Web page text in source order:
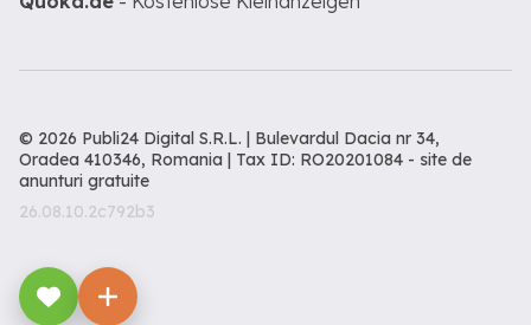
© 2026 Publi24 Digital S.R.L. | Bulevardul Dacia nr 34,
Oradea 410346, Romania | Tax ID: RO20201084 - site de
anunturi gratuite
26.08.10.2c792b3